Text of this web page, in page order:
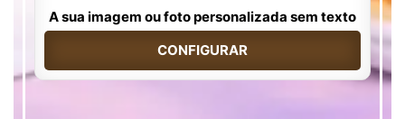
A sua imagem ou foto personalizada sem texto
CONFIGURAR